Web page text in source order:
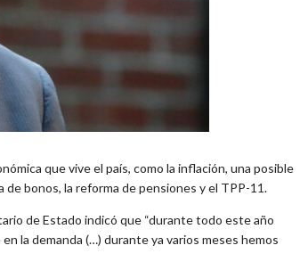
que vive el país, como la inflación, una posible
bonos, la reforma de pensiones y el TPP-11.
de Estado indicó que “durante todo este año
la demanda (…) durante ya varios meses hemos